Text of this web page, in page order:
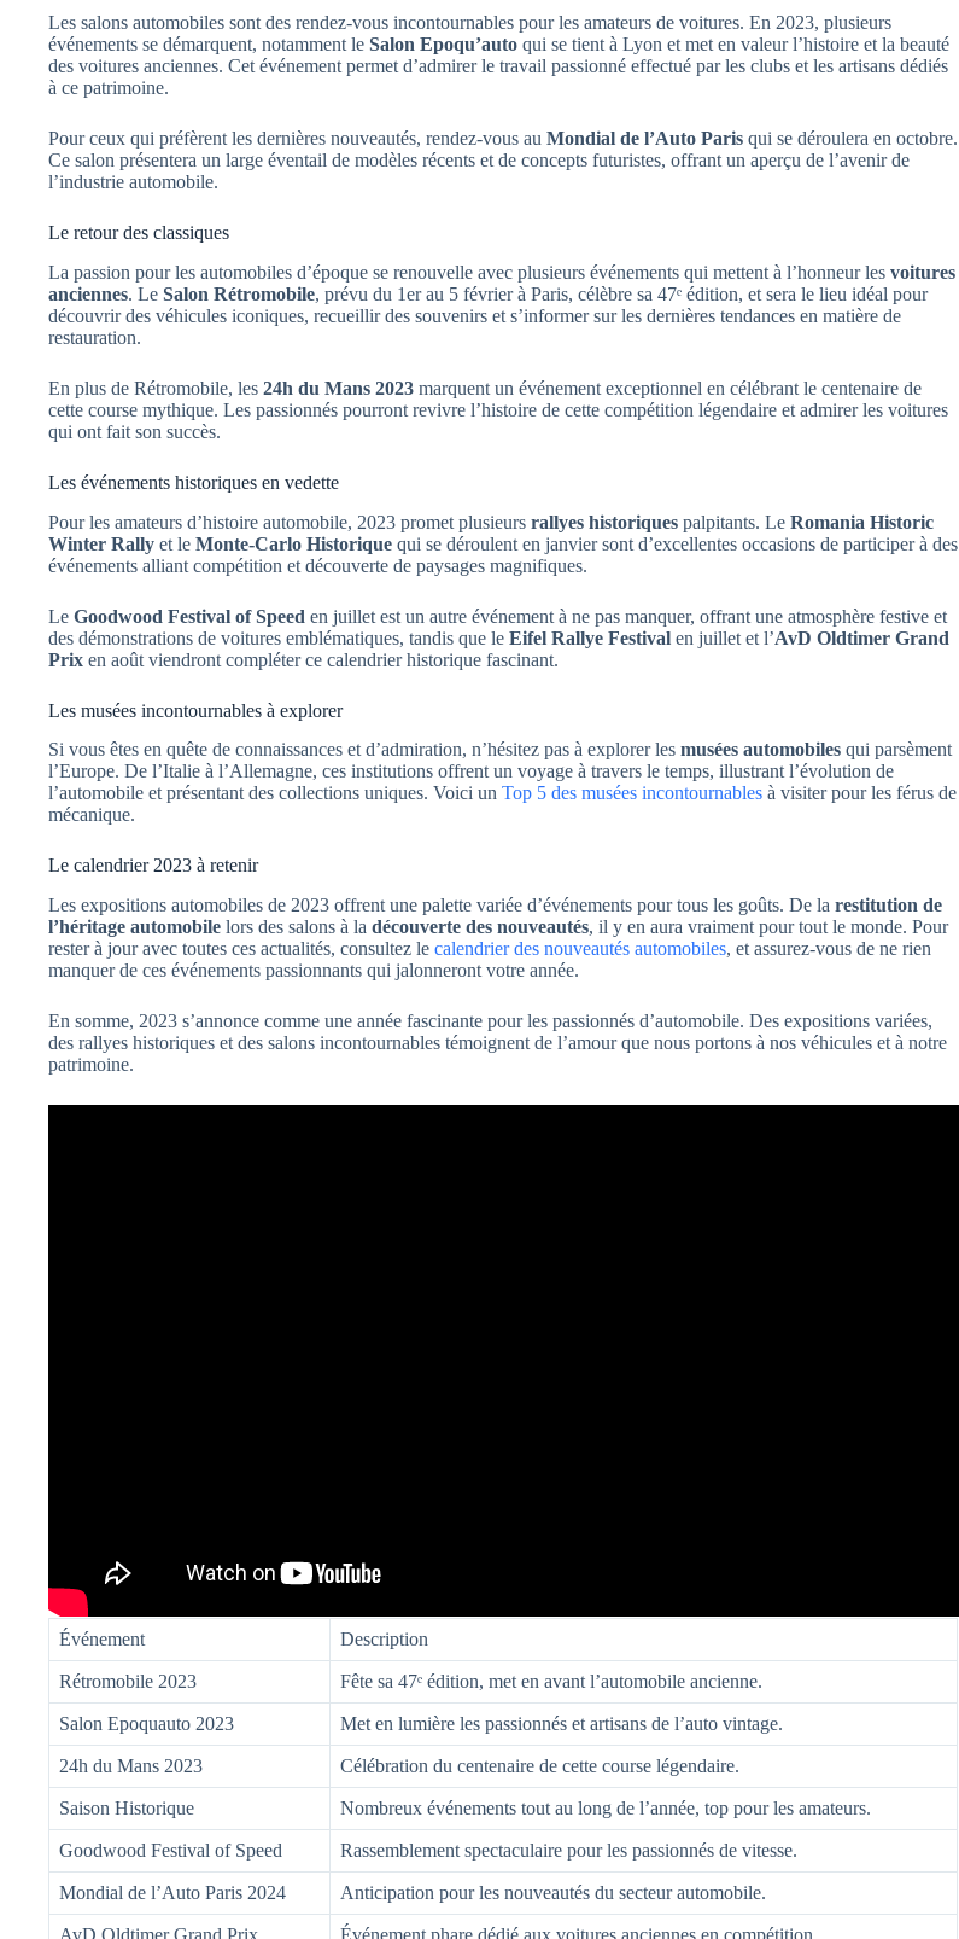
Les salons automobiles sont des rendez-vous incontournables pour les amateurs de voitures. En 2023, plusieurs
événements se démarquent, notamment le Salon Epoqu’auto qui se tient à Lyon et met en valeur l’histoire et la beauté
des voitures anciennes. Cet événement permet d’admirer le travail passionné effectué par les clubs et les artisans dédiés
à ce patrimoine.
Pour ceux qui préfèrent les dernières nouveautés, rendez-vous au Mondial de l’Auto Paris qui se déroulera en octobre.
Ce salon présentera un large éventail de modèles récents et de concepts futuristes, offrant un aperçu de l’avenir de
l’industrie automobile.
Le retour des classiques
La passion pour les automobiles d’époque se renouvelle avec plusieurs événements qui mettent à l’honneur les voitures
anciennes. Le Salon Rétromobile, prévu du 1er au 5 février à Paris, célèbre sa 47ᵉ édition, et sera le lieu idéal pour
découvrir des véhicules iconiques, recueillir des souvenirs et s’informer sur les dernières tendances en matière de
restauration.
En plus de Rétromobile, les 24h du Mans 2023 marquent un événement exceptionnel en célébrant le centenaire de
cette course mythique. Les passionnés pourront revivre l’histoire de cette compétition légendaire et admirer les voitures
qui ont fait son succès.
Les événements historiques en vedette
Pour les amateurs d’histoire automobile, 2023 promet plusieurs rallyes historiques palpitants. Le Romania Historic
Winter Rally et le Monte-Carlo Historique qui se déroulent en janvier sont d’excellentes occasions de participer à des
événements alliant compétition et découverte de paysages magnifiques.
Le Goodwood Festival of Speed en juillet est un autre événement à ne pas manquer, offrant une atmosphère festive et
des démonstrations de voitures emblématiques, tandis que le Eifel Rallye Festival en juillet et l’AvD Oldtimer Grand
Prix en août viendront compléter ce calendrier historique fascinant.
Les musées incontournables à explorer
Si vous êtes en quête de connaissances et d’admiration, n’hésitez pas à explorer les musées automobiles qui parsèment
l’Europe. De l’Italie à l’Allemagne, ces institutions offrent un voyage à travers le temps, illustrant l’évolution de
l’automobile et présentant des collections uniques. Voici un Top 5 des musées incontournables à visiter pour les férus de
mécanique.
Le calendrier 2023 à retenir
Les expositions automobiles de 2023 offrent une palette variée d’événements pour tous les goûts. De la restitution de
l’héritage automobile lors des salons à la découverte des nouveautés, il y en aura vraiment pour tout le monde. Pour
rester à jour avec toutes ces actualités, consultez le calendrier des nouveautés automobiles, et assurez-vous de ne rien
manquer de ces événements passionnants qui jalonneront votre année.
En somme, 2023 s’annonce comme une année fascinante pour les passionnés d’automobile. Des expositions variées,
des rallyes historiques et des salons incontournables témoignent de l’amour que nous portons à nos véhicules et à notre
patrimoine.
Événement Description
Rétromobile 2023 Fête sa 47ᵉ édition, met en avant l’automobile ancienne.
Salon Epoquauto 2023 Met en lumière les passionnés et artisans de l’auto vintage.
24h du Mans 2023 Célébration du centenaire de cette course légendaire.
Saison Historique Nombreux événements tout au long de l’année, top pour les amateurs.
Goodwood Festival of Speed Rassemblement spectaculaire pour les passionnés de vitesse.
Mondial de l’Auto Paris 2024 Anticipation pour les nouveautés du secteur automobile.
AvD Oldtimer Grand Prix Événement phare dédié aux voitures anciennes en compétition.